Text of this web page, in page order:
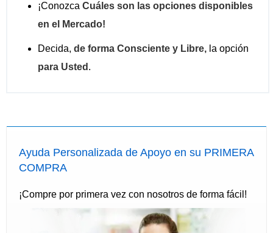
¡Conozca Cuáles son las opciones disponibles
en el Mercado!
Decida, de forma Consciente y Libre, la opción
para Usted .
Ayuda Personalizada de Apoyo en su PRIMERA
COMPRA
¡Compre por primera vez con nosotros de forma fácil!